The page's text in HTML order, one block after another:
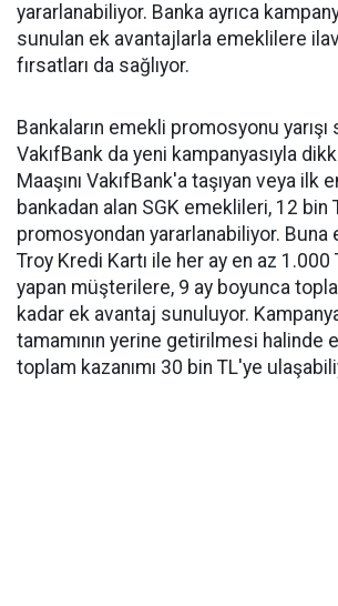
yararlanabiliyor. Banka ayrıca
sunulan ek avantajlarla emeklilere
fırsatları da sağlıyor.
Bankaların emekli promosyonu
VakıfBank da yeni kampanyasıyla
Maaşını VakıfBank'a taşıyan veya ilk
bankadan alan SGK emeklileri, 12 bin
promosyondan yararlanabiliyor. Buna
Troy Kredi Kartı ile her ay en az 1.000
yapan müşterilere, 9 ay boyunca
kadar ek avantaj sunuluyor.
tamamının yerine getirilmesi halinde
toplam kazanımı 30 bin TL'ye